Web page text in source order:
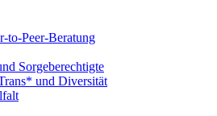
to-Peer-Beratung
Sorgeberechtigte
und Diversität